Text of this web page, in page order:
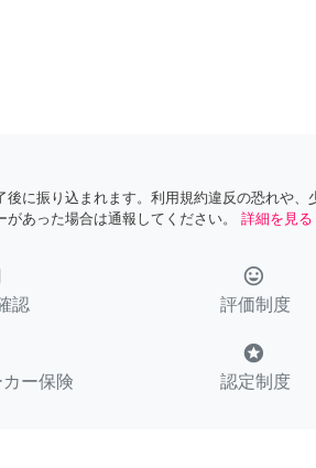
に振り込まれます。利用規約違反の恐れや、
あった場合は通報してください。
詳細を見る
認
tag_faces
評価制度
ー保険
stars
認定制度